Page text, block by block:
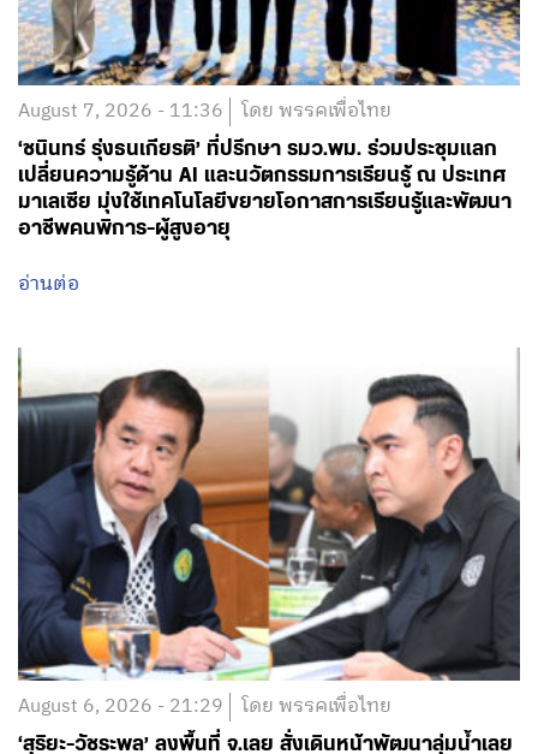
August 7, 2026 - 11:36 โดย พรรคเพื่อไทย
‘ชนินทร์ รุ่งธนเกียรติ’ ที่ปรึกษา รมว.พม. ร่วมประชุมแลก
เปลี่ยนความรู้ด้าน AI และนวัตกรรมการเรียนรู้ ณ ประเทศ
มาเลเซีย มุ่งใช้เทคโนโลยีขยายโอกาสการเรียนรู้และพัฒนา
อาชีพคนพิการ-ผู้สูงอายุ
อ่านต่อ
August 6, 2026 - 21:29 โดย พรรคเพื่อไทย
‘สุริยะ-วัชระพล’ ลงพื้นที่ จ.เลย สั่งเดินหน้าพัฒนาลุ่มน้ำเลย